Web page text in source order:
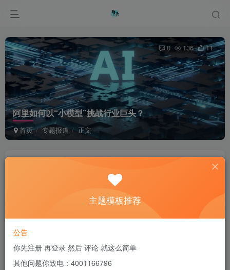
阿里如何以“小模型”挑战行业巨头？
首页 专题报道 正文
0 136 11
私信
When you procrastinate, you become a slave to
yesterday.
——从技术突破到市场反应的深度解析
主题模板推荐
公告
你先注册 再登录 然后 评论 就这么简单
其他问题你致电：4001166796